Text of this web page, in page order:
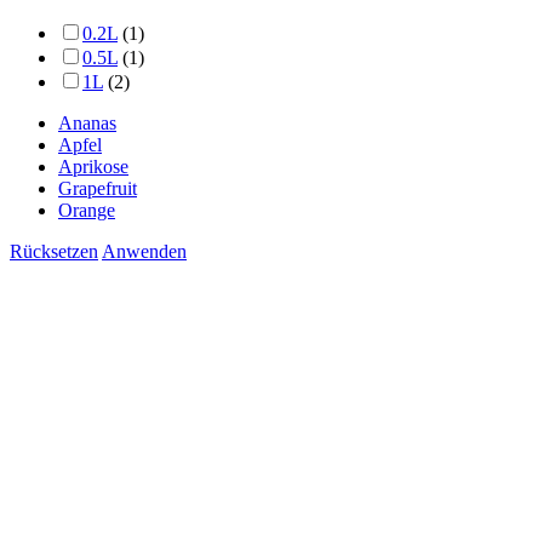
0.2L (1)
0.5L (1)
1L (2)
Ananas
Apfel
Aprikose
Grapefruit
Orange
Rücksetzen Anwenden